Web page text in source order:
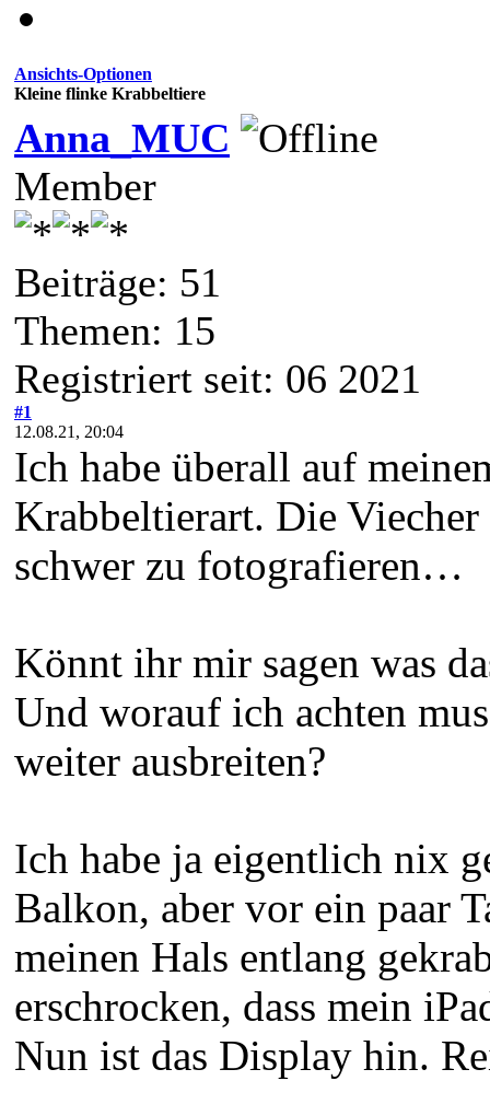
Ansichts-Optionen
Kleine flinke Krabbeltiere
Anna_MUC
Member
Beiträge: 51
Themen: 15
Registriert seit: 06 2021
#1
12.08.21, 20:04
Ich habe überall auf
Krabbeltierart. Die
schwer zu fotografieren…
Könnt ihr mir sagen was
Und worauf ich achten
weiter ausbreiten?
Ich habe ja eigentlich nix
Balkon, aber vor ein paar
meinen Hals entlang
erschrocken, dass mein
Nun ist das Display hin.